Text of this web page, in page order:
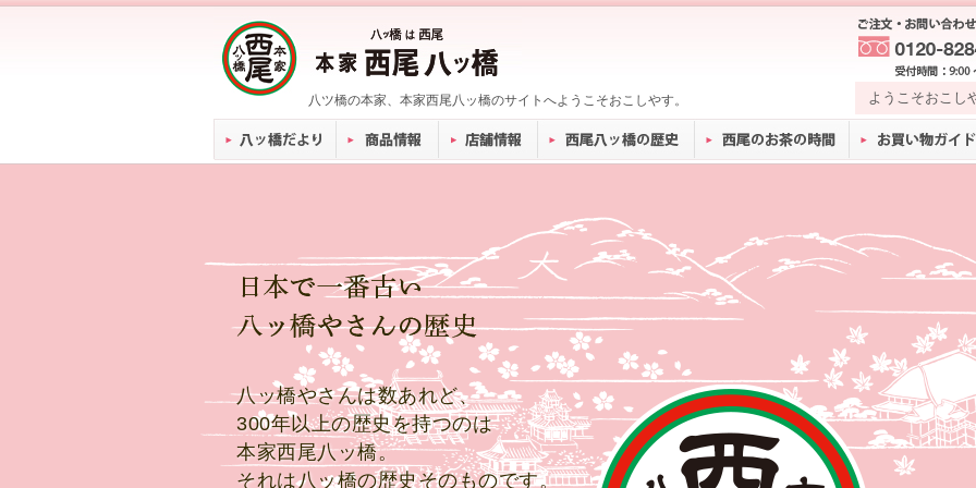
八ツ橋の本家、本家西尾八ッ橋のサイトへようこそおこしやす。 ようこそおこし
八ッ橋やさんは数あれど、
300年以上の歴史を持つのは
本家西尾八ッ橋。
それは八ッ橋の歴史そのものです。